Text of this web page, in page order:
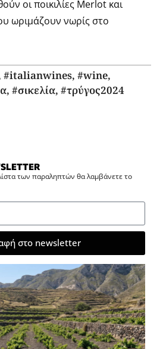
οι ποικιλίες Merlot και
ωριμάζουν νωρίς στο
#italianwines, #wine,
, #σικελία, #τρύγος2024
των παραληπτών θα λαμβάνετε το
στο newsletter